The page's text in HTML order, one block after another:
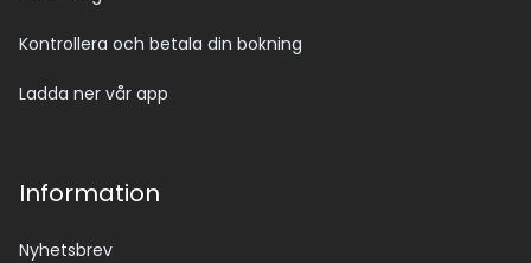
Kontrollera och betala din bokning
Ladda ner vår app
Information
Nyhetsbrev